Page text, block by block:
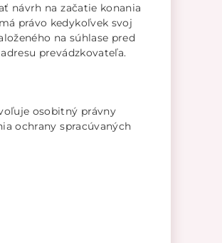
návrh na začatie konania
právo kedykoľvek svoj
na súhlase pred
prevádzkovateľa.
osobitný právny
ochrany spracúvaných